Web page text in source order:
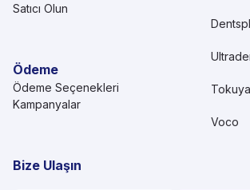
Satıcı Olun
Ödeme
Ödeme Seçenekleri
Kampanyalar
Voco
Bize Ulaşın